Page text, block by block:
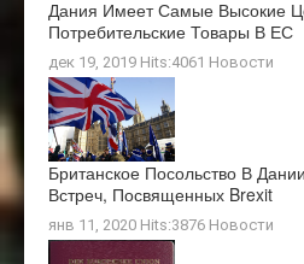
Дания Имеет Самые Высокие
Потребительские Товары В ЕС
дек 19, 2019 Hits:4061 Новости
Британское Посольство В
Встреч, Посвященных Brexit
янв 11, 2020 Hits:3876 Новости